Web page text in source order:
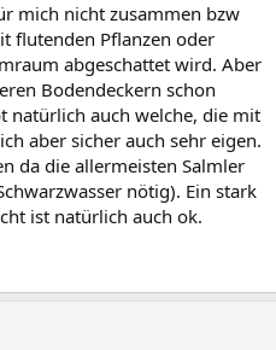
mich nicht zusammen bzw
flutenden Pflanzen oder
abgeschattet wird. Aber
Bodendeckern schon
natürlich auch welche, die mit
aber sicher auch sehr eigen.
da die allermeisten Salmler
nötig). Ein stark
ist natürlich auch ok.